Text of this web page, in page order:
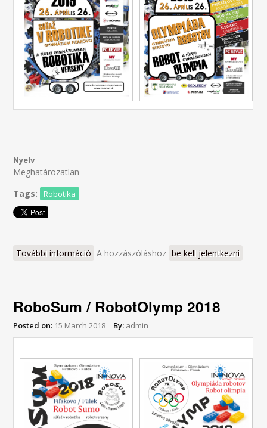
Nyelv
Meghatározatlan
Tags:
Robotika
További információ RoboSum / RobotOlymp 2019 tartalommal
A hozzászóláshoz be kell jelentkezni
RoboSum / RobotOlymp 2018
Posted on: 15 March 2018 By: admin